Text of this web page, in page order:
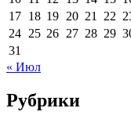
17 18 19 20 21 22
24 25 26 27 28 29
31
« Июл
Рубрики